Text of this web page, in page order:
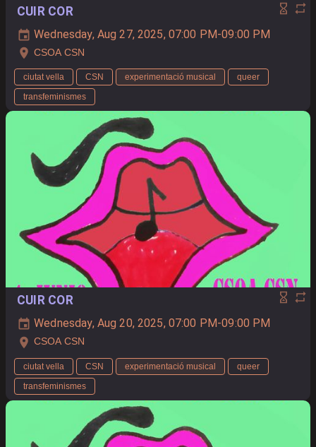
CUIR COR
Wednesday, Aug 27, 2025, 07:00 PM-09:00 PM
CSOA CSN
ciutat vella CSN experimentació musical
queer
transfeminismes
CUIR COR
Wednesday, Aug 20, 2025, 07:00 PM-09:00 PM
CSOA CSN
ciutat vella CSN experimentació musical
queer
transfeminismes